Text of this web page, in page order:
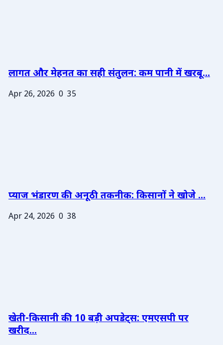
लागत और मेहनत का सही संतुलन: कम पानी में खरबू...
Apr 26, 2026 0 35
प्याज भंडारण की अनूठी तकनीक: किसानों ने खोजे ...
Apr 24, 2026 0 38
खेती-किसानी की 10 बड़ी अपडेट्स: एमएसपी पर
खरीद...